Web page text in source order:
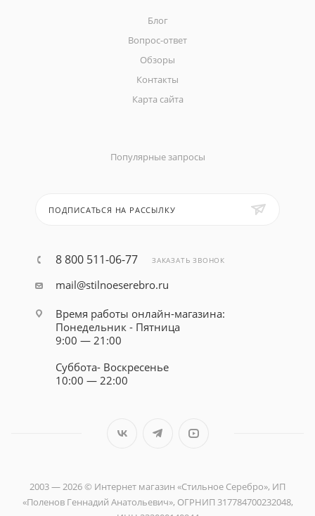
Блог
Вопрос-ответ
Обзоры
Контакты
Карта сайта
Популярные запросы
ПОДПИСАТЬСЯ НА РАССЫЛКУ
8 800 511-06-77 ЗАКАЗАТЬ ЗВОНОК
mail@stilnoeserebro.ru
Время работы онлайн-магазина:
Понедельник - Пятница
9:00 — 21:00
Суббота- Воскресенье
10:00 — 22:00
2003 — 2026 © Интернет магазин «Стильное Серебро», ИП
«Поленов Геннадий Анатольевич», ОГРНИП 317784700232048,